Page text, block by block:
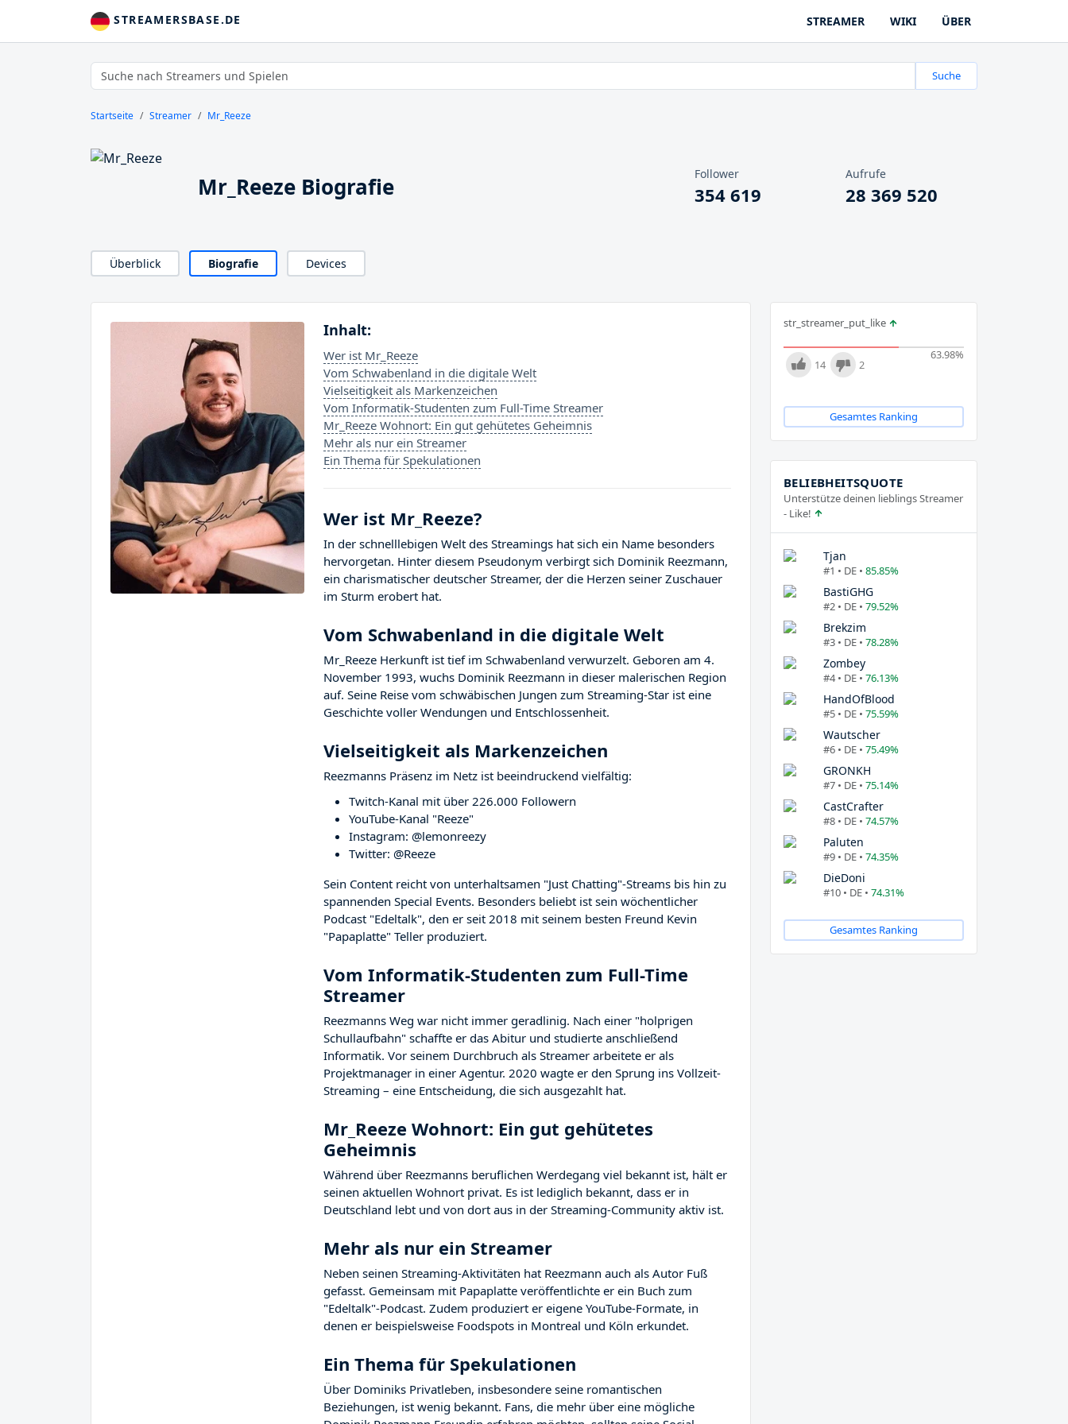
STREAMERSBASE.DE STREAMER WIKI ÜBER
Suche
Startseite Streamer Mr_Reeze
Mr_Reeze Biografie Follower
354 619
Aufrufe
28 369 520
Überblick Biografie Devices
Inhalt:
Wer ist Mr_Reeze
Vom Schwabenland in die digitale Welt
Vielseitigkeit als Markenzeichen
Vom Informatik-Studenten zum Full-Time Streamer
Mr_Reeze Wohnort: Ein gut gehütetes Geheimnis
Mehr als nur ein Streamer
Ein Thema für Spekulationen
Wer ist Mr_Reeze?
In der schnelllebigen Welt des Streamings hat sich ein Name besonders
hervorgetan. Hinter diesem Pseudonym verbirgt sich Dominik Reezmann,
ein charismatischer deutscher Streamer, der die Herzen seiner Zuschauer
im Sturm erobert hat.
Vom Schwabenland in die digitale Welt
Mr_Reeze Herkunft ist tief im Schwabenland verwurzelt. Geboren am 4.
November 1993, wuchs Dominik Reezmann in dieser malerischen Region
auf. Seine Reise vom schwäbischen Jungen zum Streaming-Star ist eine
Geschichte voller Wendungen und Entschlossenheit.
Vielseitigkeit als Markenzeichen
Reezmanns Präsenz im Netz ist beeindruckend vielfältig:
Twitch-Kanal mit über 226.000 Followern
YouTube-Kanal "Reeze"
Instagram: @lemonreezy
Twitter: @Reeze
Sein Content reicht von unterhaltsamen "Just Chatting"-Streams bis hin zu
spannenden Special Events. Besonders beliebt ist sein wöchentlicher
Podcast "Edeltalk", den er seit 2018 mit seinem besten Freund Kevin
"Papaplatte" Teller produziert.
Vom Informatik-Studenten zum Full-Time
Streamer
Reezmanns Weg war nicht immer geradlinig. Nach einer "holprigen
Schullaufbahn" schaffte er das Abitur und studierte anschließend
Informatik. Vor seinem Durchbruch als Streamer arbeitete er als
Projektmanager in einer Agentur. 2020 wagte er den Sprung ins Vollzeit-
Streaming – eine Entscheidung, die sich ausgezahlt hat.
Mr_Reeze Wohnort: Ein gut gehütetes
Geheimnis
Während über Reezmanns beruflichen Werdegang viel bekannt ist, hält er
seinen aktuellen Wohnort privat. Es ist lediglich bekannt, dass er in
Deutschland lebt und von dort aus in der Streaming-Community aktiv ist.
Mehr als nur ein Streamer
Neben seinen Streaming-Aktivitäten hat Reezmann auch als Autor Fuß
gefasst. Gemeinsam mit Papaplatte veröffentlichte er ein Buch zum
"Edeltalk"-Podcast. Zudem produziert er eigene YouTube-Formate, in
denen er beispielsweise Foodspots in Montreal und Köln erkundet.
Ein Thema für Spekulationen
Über Dominiks Privatleben, insbesondere seine romantischen
Beziehungen, ist wenig bekannt. Fans, die mehr über eine mögliche
str_streamer_put_like
63.98%
14 2
Gesamtes Ranking
BELIEBHEITSQUOTE
Unterstütze deinen lieblings Streamer
- Like!
Tjan
#1 • DE • 85.85%
BastiGHG
#2 • DE • 79.52%
Brekzim
#3 • DE • 78.28%
Zombey
#4 • DE • 76.13%
HandOfBlood
#5 • DE • 75.59%
Wautscher
#6 • DE • 75.49%
GRONKH
#7 • DE • 75.14%
CastCrafter
#8 • DE • 74.57%
Paluten
#9 • DE • 74.35%
DieDoni
#10 • DE • 74.31%
Gesamtes Ranking